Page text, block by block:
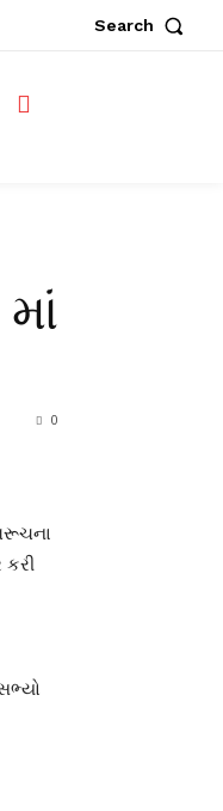
Search
0
કરી